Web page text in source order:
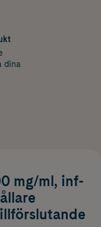
dina
mg/ml, inf-